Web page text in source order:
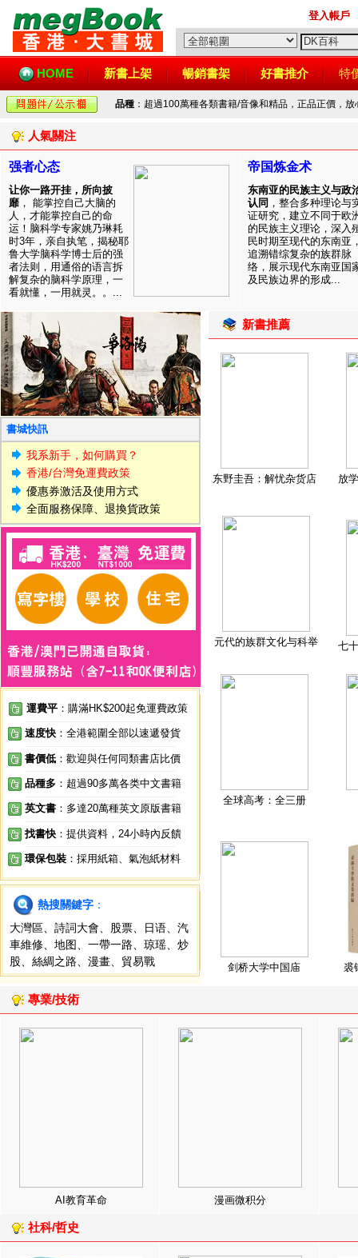
登入帳戶
HOME 新書上架 暢銷書架 好書推介 特
品種 ：超過100萬種各類書籍/音像和精品，正品正價，
人氣關注
强者心态
让你一路开挂，所向披
靡 ， 能掌控自己大脑的
人，才能掌控自己的命
运！脑科学专家姚乃琳耗
时3年，亲自执笔，揭秘耶
鲁大学脑科学博士后的强
者法则，用通俗的语言拆
解复杂的脑科学原理，一
看就懂，一用就灵。。...
帝国炼金术
东南亚的民族主义与政
认同 ，整合多种理论与
证研究，建立不同于欧
的民族主义理论，深入
民时期至现代的东南亚
追溯错综复杂的族群脉
络，展示现代东南亚国
及民族边界的形成...
書城快訊
我系新手，如何購買？
香港/台灣免運費政策
優惠券激活及使用方式
全面服務保障、退換貨政策
運費平 ：購滿HK$200起免運費政策
速度快 ：全港範圍全部以速遞發貨
書價低 ：歡迎與任何同類書店比價
品種多 ：超過90多萬各类中文書籍
英文書 ：多達20萬種英文原版書籍
找書快 ：提供資料，24小時內反饋
環保包裝 ：採用紙箱、氣泡紙材料
熱搜關鍵字 ：
大灣區
詩詞大會 股票 日语
汽
車維修
地图 一帶一路 琼瑶
炒
股
絲綢之路 漫畫 貿易戰
新書推薦
东野圭吾：解忧杂货店 放
元代的族群文化与科举 七
全球高考：全三册
剑桥大学中国庙 裘
專業/技術
AI教育革命 漫画微积分
社科/哲史